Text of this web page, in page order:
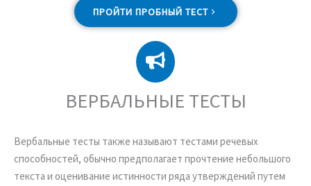
ПРОЙТИ ПРОБНЫЙ ТЕСТ
ВЕРБАЛЬНЫЕ ТЕСТЫ
Вербальные тесты также называют тестами речевых
способностей, обычно предполагает прочтение небольшого
текста и оценивание истинности ряда утверждений путем